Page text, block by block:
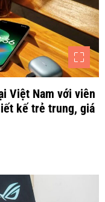
Việt Nam với viên
kế trẻ trung, giá